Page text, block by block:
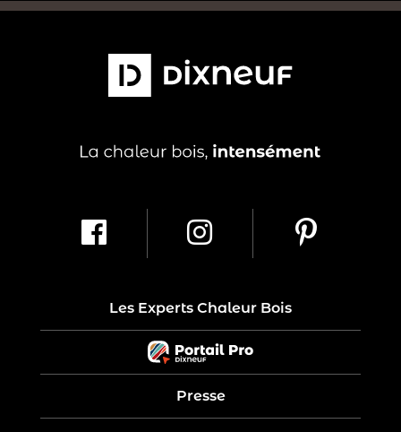
Les Experts Chaleur Bois
Presse